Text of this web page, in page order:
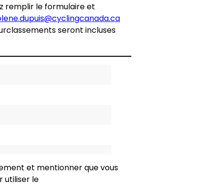
remplir le formulaire et
seront incluses
et mentionner que vous
utiliser le